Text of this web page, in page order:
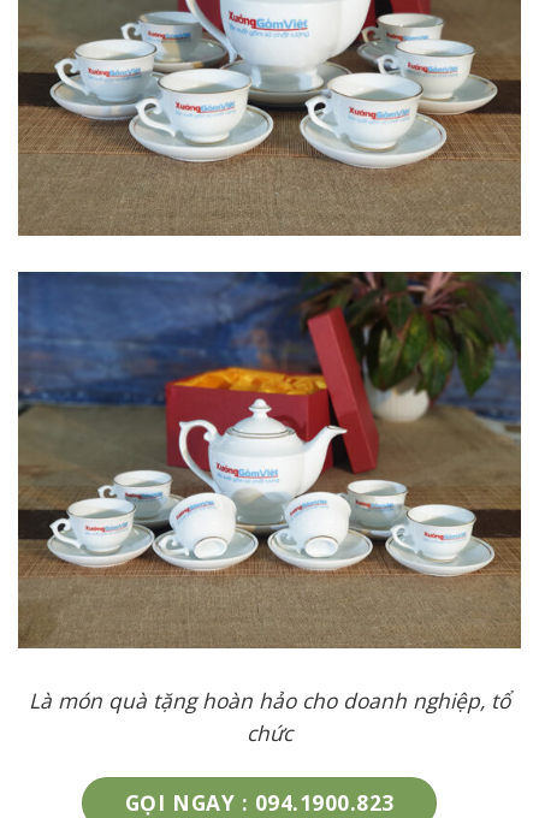
Là món quà tặng hoàn hảo cho doanh nghiệp, tổ
chức
GỌI NGAY : 094.1900.823